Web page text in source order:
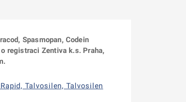
Spasmopan, Codein
registraci Zentiva k.s. Praha,
Talvosilen, Talvosilen